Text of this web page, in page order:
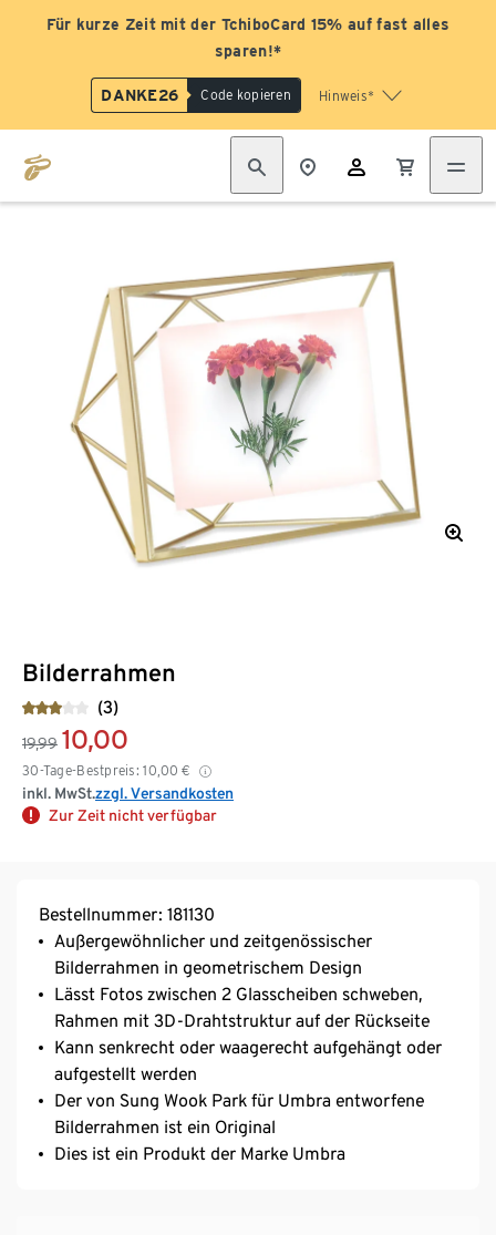
Für kurze Zeit mit der TchiboCard 15% auf fast alles
sparen!*
DANKE26 Code kopieren Hinweis*
Bilderrahmen
(3)
19,99 10,00
30-Tage-Bestpreis: 10,00 €
inkl. MwSt.zzgl. Versandkosten
Zur Zeit nicht verfügbar
Bestellnummer: 181130
Außergewöhnlicher und zeitgenössischer
Bilderrahmen in geometrischem Design
Lässt Fotos zwischen 2 Glasscheiben schweben,
Rahmen mit 3D-Drahtstruktur auf der Rückseite
Kann senkrecht oder waagerecht aufgehängt oder
aufgestellt werden
Der von Sung Wook Park für Umbra entworfene
Bilderrahmen ist ein Original
Dies ist ein Produkt der Marke Umbra